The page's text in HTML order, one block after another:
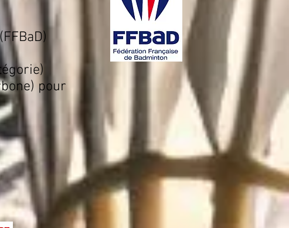
pour